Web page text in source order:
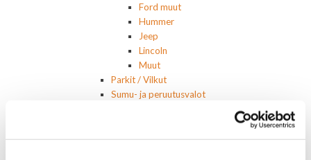
Ford muut
Hummer
Jeep
Lincoln
Muut
Parkit / Vilkut
Sumu- ja peruutusvalot
Sähköosat